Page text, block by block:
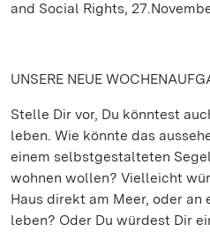
and Social Rights,
UNSERE NEUE
Stelle Dir vor, Du könntest
leben. Wie könnte das
einem selbstgestalteten
wohnen wollen? Vielleicht
Haus direkt am Meer, oder an
leben? Oder Du würdest Dir